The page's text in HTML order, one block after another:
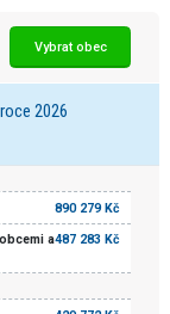
Vybrat obec
2026
890 279 Kč
a487 283 Kč